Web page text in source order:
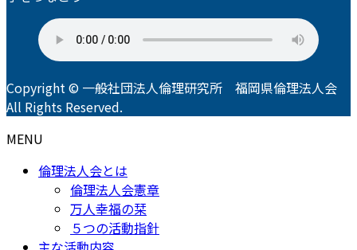
Copyright © 一般社団法人倫理研究所 福岡県倫理法人会
All Rights Reserved.
MENU
倫理法人会とは
倫理法人会憲章
万人幸福の栞
５つの活動指針